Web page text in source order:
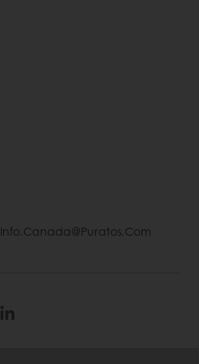
Info.canada@puratos.com